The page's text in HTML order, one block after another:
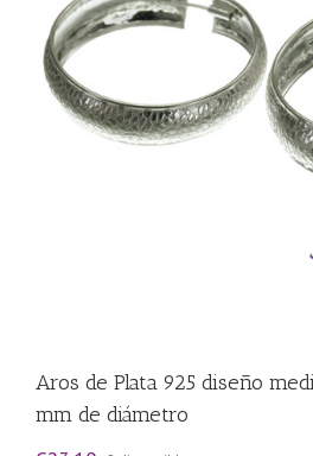
Aros de Plata 925 diseño
mm de diámetro